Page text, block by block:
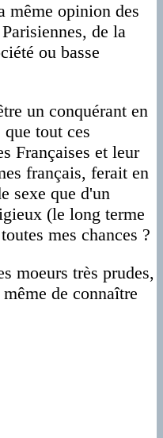
même opinion des
de la
ou basse
un conquérant en
tout ces
Françaises et leur
français, ferait en
sexe que d'un
(le long terme
mes chances ?
moeurs très prudes,
de connaître